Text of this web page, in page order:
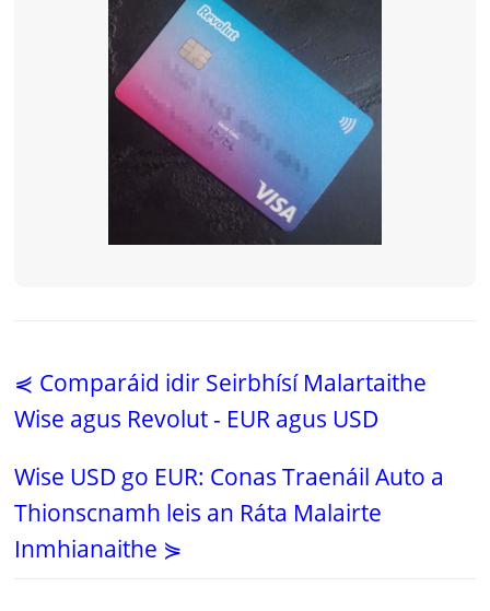
⋞ Comparáid idir Seirbhísí Malartaithe
Wise agus Revolut - EUR agus USD
Wise USD go EUR: Conas Traenáil Auto a
Thionscnamh leis an Ráta Malairte
Inmhianaithe ⋟